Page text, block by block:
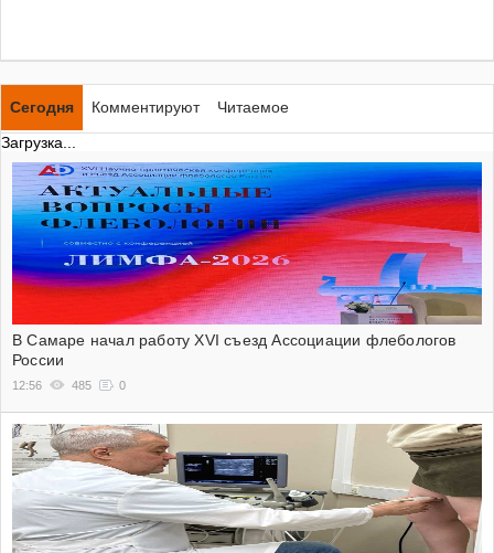
Сегодня Комментируют
Читаемое
Загрузка...
В Самаре начал работу XVI съезд Ассоциации флебологов
России
12:56 485 0